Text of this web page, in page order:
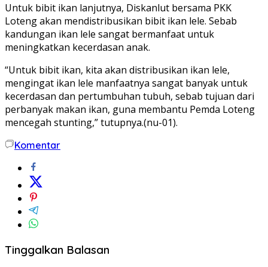
Untuk bibit ikan lanjutnya, Diskanlut bersama PKK
Loteng akan mendistribusikan bibit ikan lele. Sebab
kandungan ikan lele sangat bermanfaat untuk
meningkatkan kecerdasan anak.
“Untuk bibit ikan, kita akan distribusikan ikan lele,
mengingat ikan lele manfaatnya sangat banyak untuk
kecerdasan dan pertumbuhan tubuh, sebab tujuan dari
perbanyak makan ikan, guna membantu Pemda Loteng
mencegah stunting,” tutupnya.(nu-01).
Komentar
Tinggalkan Balasan